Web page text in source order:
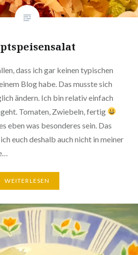
dass ich gar keinen typischen
Blog habe. Das musste sich
ändern. Ich bin relativ einfach
Tomaten, Zwiebeln, fertig
eben was besonderes sein. Das
euch deshalb auch nicht in meiner
WEITERLESEN
❅